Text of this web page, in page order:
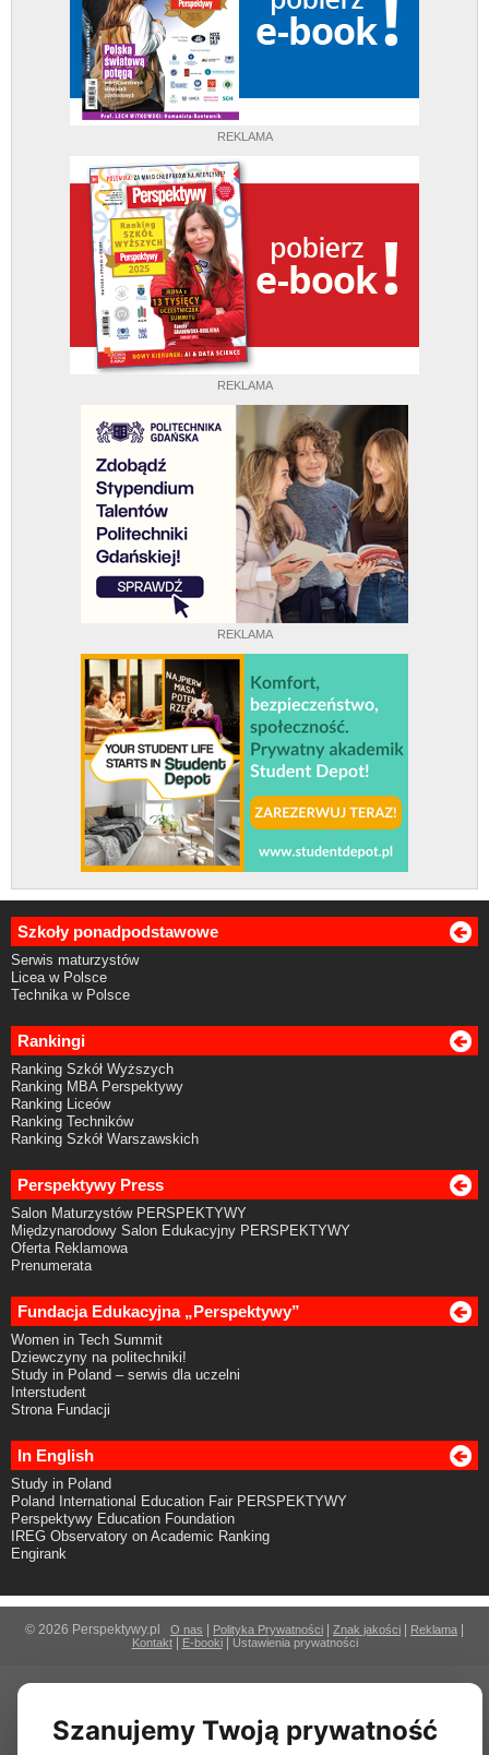
REKLAMA
REKLAMA
REKLAMA
Szkoły ponadpodstawowe
Serwis maturzystów
Licea w Polsce
Technika w Polsce
Rankingi
Ranking Szkół Wyższych
Ranking MBA Perspektywy
Ranking Liceów
Ranking Techników
Ranking Szkół Warszawskich
Perspektywy Press
Salon Maturzystów PERSPEKTYWY
Międzynarodowy Salon Edukacyjny PERSPEKTYWY
Oferta Reklamowa
Prenumerata
Fundacja Edukacyjna „Perspektywy”
Women in Tech Summit
Dziewczyny na politechniki!
Study in Poland – serwis dla uczelni
Interstudent
Strona Fundacji
In English
Study in Poland
Poland International Education Fair PERSPEKTYWY
Perspektywy Education Foundation
IREG Observatory on Academic Ranking
Engirank
© 2026 Perspektywy.pl O nas | Polityka Prywatności | Znak jakości | Reklama |
Kontakt| E-booki| Ustawienia prywatności
Szanujemy Twoją prywatność